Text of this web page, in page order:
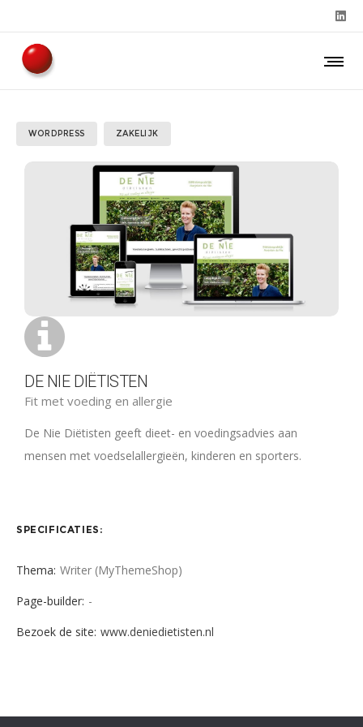
WORDPRESS ZAKELIJK
DE NIE DIËTISTEN
Fit met voeding en allergie
De Nie Diëtisten geeft dieet- en voedingsadvies aan
mensen met voedselallergieën, kinderen en sporters.
SPECIFICATIES:
Thema: Writer (MyThemeShop)
Page-builder: -
Bezoek de site: www.deniedietisten.nl